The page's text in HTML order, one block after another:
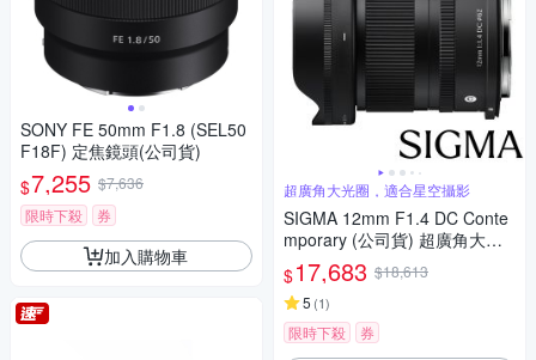
SONY FE 50mm F1.8 (SEL50
F18F) 定焦鏡頭(公司貨)
$7,255 $7,636
限時下殺
券
加入購物車
超廣角大光圈，適合星空攝影
SIGMA 12mm F1.4 DC Conte
mporary (公司貨) 超廣角大光
圈定焦鏡 星空鏡 APS-C 無反微
單眼專用鏡頭
$17,683 $18,613
5 (1)
限時下殺 券